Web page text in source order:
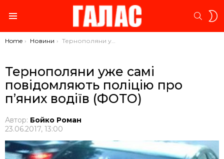
You are here:
Home Новини Тернополяни уже самі повідомляють поліцію про п’яних водіїв (ФОТО)
Тернополяни уже самі
повідомляють поліцію про
п’яних водіїв (ФОТО)
Автор: Бойко Роман
23.06.2017, 13:00